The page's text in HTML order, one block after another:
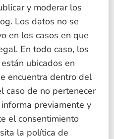
y moderar los
Los datos no se
en los casos en que
En todo caso, los
ubicados en
encuentra dentro del
caso de no pertenecer
previamente y
el consentimiento
la política de